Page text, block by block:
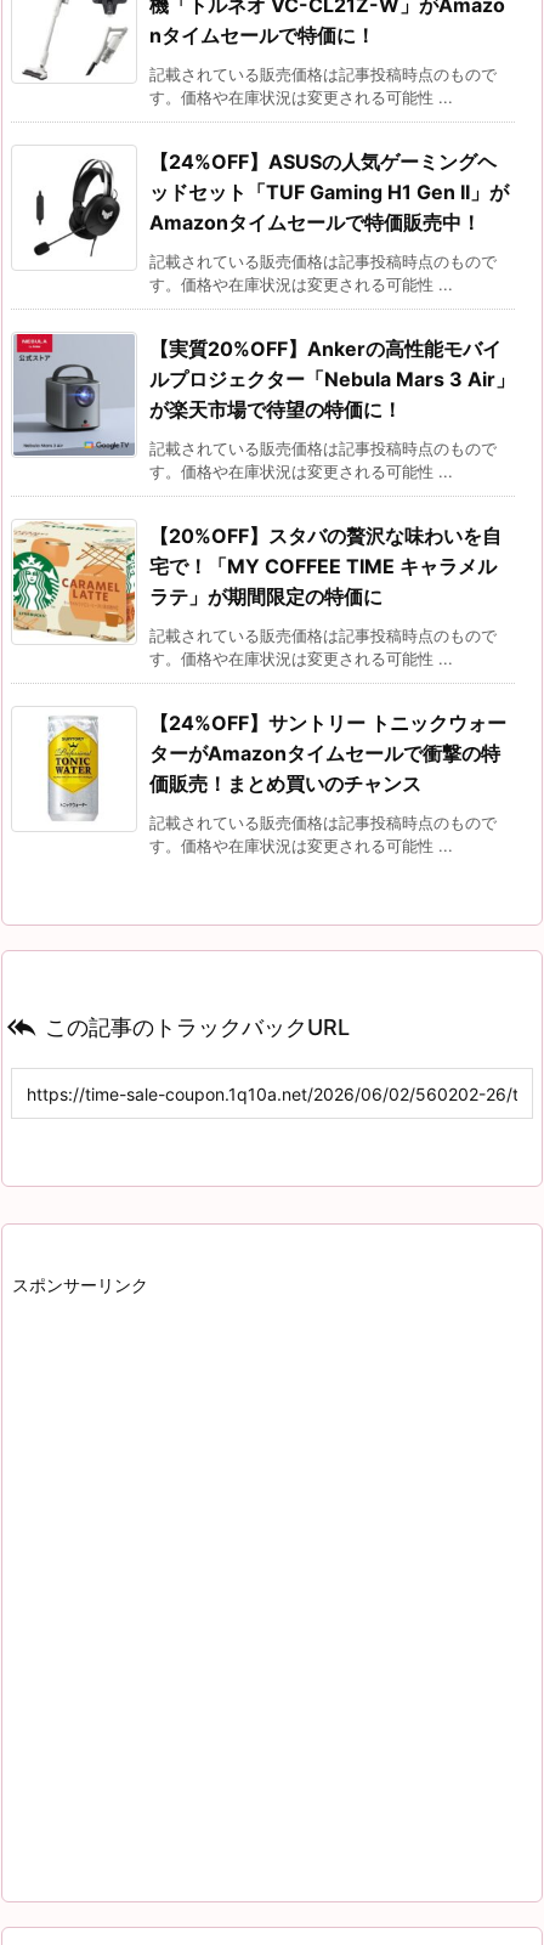
機「トルネオ VC-CL21Z-W」がAmazo
nタイムセールで特価に！
記載されている販売価格は記事投稿時点のもので
す。価格や在庫状況は変更される可能性 ...
【24%OFF】ASUSの人気ゲーミングヘ
ッドセット「TUF Gaming H1 Gen II」が
Amazonタイムセールで特価販売中！
記載されている販売価格は記事投稿時点のもので
す。価格や在庫状況は変更される可能性 ...
【実質20%OFF】Ankerの高性能モバイ
ルプロジェクター「Nebula Mars 3 Air」
が楽天市場で待望の特価に！
記載されている販売価格は記事投稿時点のもので
す。価格や在庫状況は変更される可能性 ...
【20%OFF】スタバの贅沢な味わいを自
宅で！「MY COFFEE TIME キャラメル
ラテ」が期間限定の特価に
記載されている販売価格は記事投稿時点のもので
す。価格や在庫状況は変更される可能性 ...
【24%OFF】サントリー トニックウォー
ターがAmazonタイムセールで衝撃の特
価販売！まとめ買いのチャンス
記載されている販売価格は記事投稿時点のもので
す。価格や在庫状況は変更される可能性 ...
 この記事のトラックバックURL
スポンサーリンク